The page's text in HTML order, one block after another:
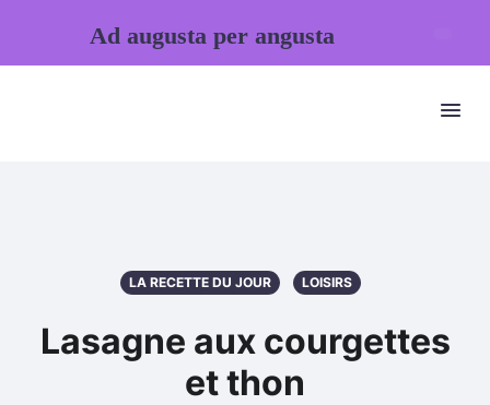
LA RECETTE DU JOUR LOISIRS
Lasagne aux courgettes
et thon
Ad augusta per angusta